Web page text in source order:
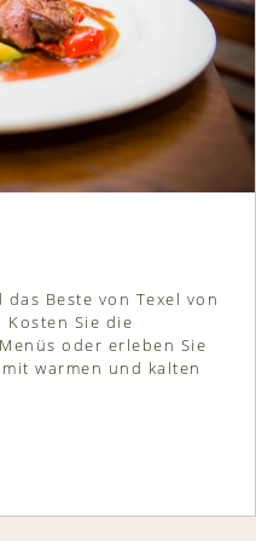
Beste von Texel von
Sie die
oder erleben Sie
warmen und kalten